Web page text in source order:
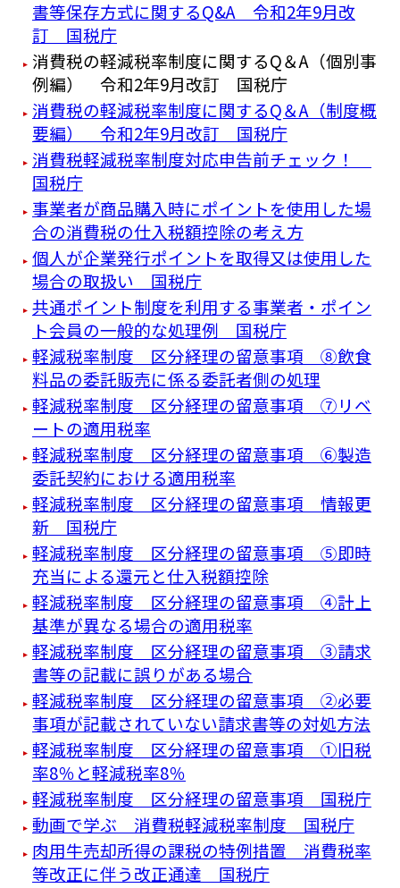
書等保存方式に関するQ&A 令和2年9月改
訂 国税庁
消費税の軽減税率制度に関するQ＆A（個別事
例編） 令和2年9月改訂 国税庁
消費税の軽減税率制度に関するQ＆A（制度概
要編） 令和2年9月改訂 国税庁
消費税軽減税率制度対応申告前チェック！
国税庁
事業者が商品購入時にポイントを使用した場
合の消費税の仕入税額控除の考え方
個人が企業発行ポイントを取得又は使用した
場合の取扱い 国税庁
共通ポイント制度を利用する事業者・ポイン
ト会員の一般的な処理例 国税庁
軽減税率制度 区分経理の留意事項 ⑧飲食
料品の委託販売に係る委託者側の処理
軽減税率制度 区分経理の留意事項 ⑦リベ
ートの適用税率
軽減税率制度 区分経理の留意事項 ⑥製造
委託契約における適用税率
軽減税率制度 区分経理の留意事項 情報更
新 国税庁
軽減税率制度 区分経理の留意事項 ⑤即時
充当による還元と仕入税額控除
軽減税率制度 区分経理の留意事項 ④計上
基準が異なる場合の適用税率
軽減税率制度 区分経理の留意事項 ③請求
書等の記載に誤りがある場合
軽減税率制度 区分経理の留意事項 ②必要
事項が記載されていない請求書等の対処方法
軽減税率制度 区分経理の留意事項 ①旧税
率8％と軽減税率8％
軽減税率制度 区分経理の留意事項 国税庁
動画で学ぶ 消費税軽減税率制度 国税庁
肉用牛売却所得の課税の特例措置 消費税率
等改正に伴う改正通達 国税庁